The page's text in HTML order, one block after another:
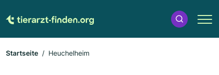
Startseite Heuchelheim